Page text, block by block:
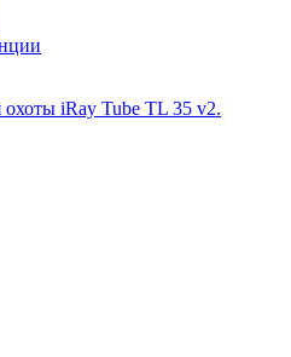
iRay Tube TL 35 v2.